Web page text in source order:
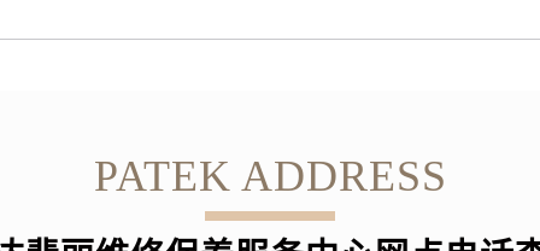
叉口售后服务中心（需提前预约）
PATEK ADDRESS